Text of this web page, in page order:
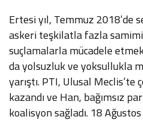
Ertesi yıl, Temmuz 2018’de
askeri teşkilatla fazla
suçlamalarla mücadele
da yolsuzluk ve yoksullukla
yarıştı. PTI, Ulusal Meclis’te
kazandı ve Han, bağımsız
koalisyon sağladı. 18